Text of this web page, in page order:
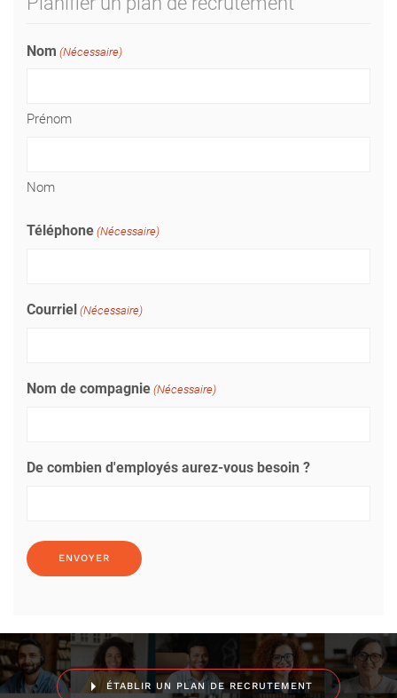
Nom (Nécessaire)
Prénom
Nom
Téléphone (Nécessaire)
Courriel (Nécessaire)
Nom de compagnie (Nécessaire)
De combien d'employés aurez-vous besoin ?
ÉTABLIR UN PLAN DE RECRUTEMENT